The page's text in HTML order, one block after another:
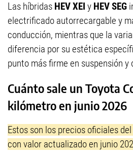
Las híbridas HEV XEI y HEV SEG
electrificado autorrecargable y
conducción, mientras que la
diferencia por su estética
punto más firme en suspensión y
Cuánto sale un Toyota
kilómetro en junio 2026
Estos son los precios oficiales del
con valor actualizado en junio